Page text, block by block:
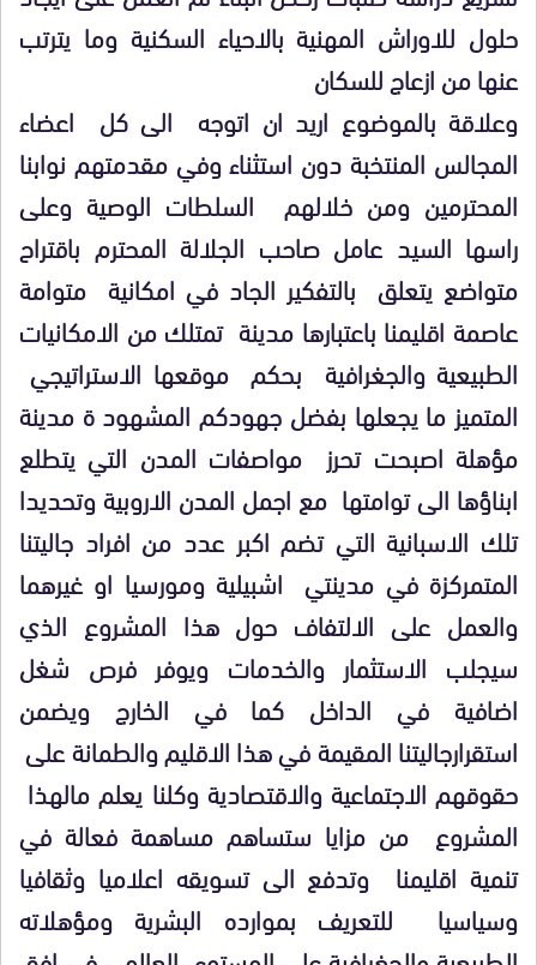
حلول للاوراش المهنية بالاحياء السكنية وما يترتب
عنها من ازعاج للسكان
وعلاقة بالموضوع اريد ان اتوجه الى كل اعضاء
المجالس المنتخبة دون استثناء وفي مقدمتهم نوابنا
المحترمين ومن خلالهم السلطات الوصية وعلى
راسها السيد عامل صاحب الجلالة المحترم باقتراح
متواضع يتعلق بالتفكير الجاد في امكانية متوامة
عاصمة اقليمنا باعتبارها مدينة تمتلك من الامكانيات
الطبيعية والجغرافية بحكم موقعها الاستراتيجي
المتميز ما يجعلها بفضل جهودكم المشهود ة مدينة
مؤهلة اصبحت تحرز مواصفات المدن التي يتطلع
ابناؤها الى توامتها مع اجمل المدن الاروبية وتحديدا
تلك الاسبانية التي تضم اكبر عدد من افراد جاليتنا
المتمركزة في مدينتي اشبيلية ومورسيا او غيرهما
والعمل على الالتفاف حول هذا المشروع الذي
سيجلب الاستثمار والخدمات ويوفر فرص شغل
اضافية في الداخل كما في الخارج ويضمن
استقرارجاليتنا المقيمة في هذا الاقليم والطمانة على
حقوقهم الاجتماعية والاقتصادية وكلنا يعلم مالهذا
المشروع من مزايا ستساهم مساهمة فعالة في
تنمية اقليمنا وتدفع الى تسويقه اعلاميا وثقافيا
وسياسيا للتعريف بموارده البشرية ومؤهلاته